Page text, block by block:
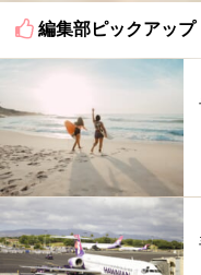
編集部ピックアップ